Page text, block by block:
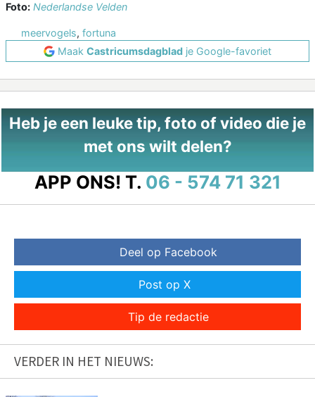
Foto: Nederlandse Velden
meervogels, fortuna
Maak Castricumsdagblad je Google-favoriet
Heb je een leuke tip, foto of video die je
met ons wilt delen?
APP ONS! T. 06 - 574 71 321
Deel op Facebook
Post op X
Tip de redactie
VERDER IN HET NIEUWS: